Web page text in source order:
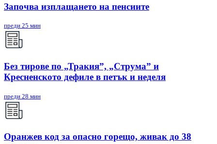
Започва изплащането на пенсиите
преди 25 мин
Без тирове по „Тракия”, „Струма” и
Кресненското дефиле в петък и неделя
преди 28 мин
Оранжев код за опасно горещо, живак до 38